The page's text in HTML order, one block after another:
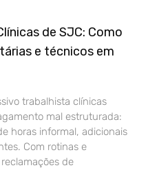
de SJC: Como
e técnicos em
trabalhista clínicas
mal estruturada:
horas informal, adicionais
Com rotinas e
de